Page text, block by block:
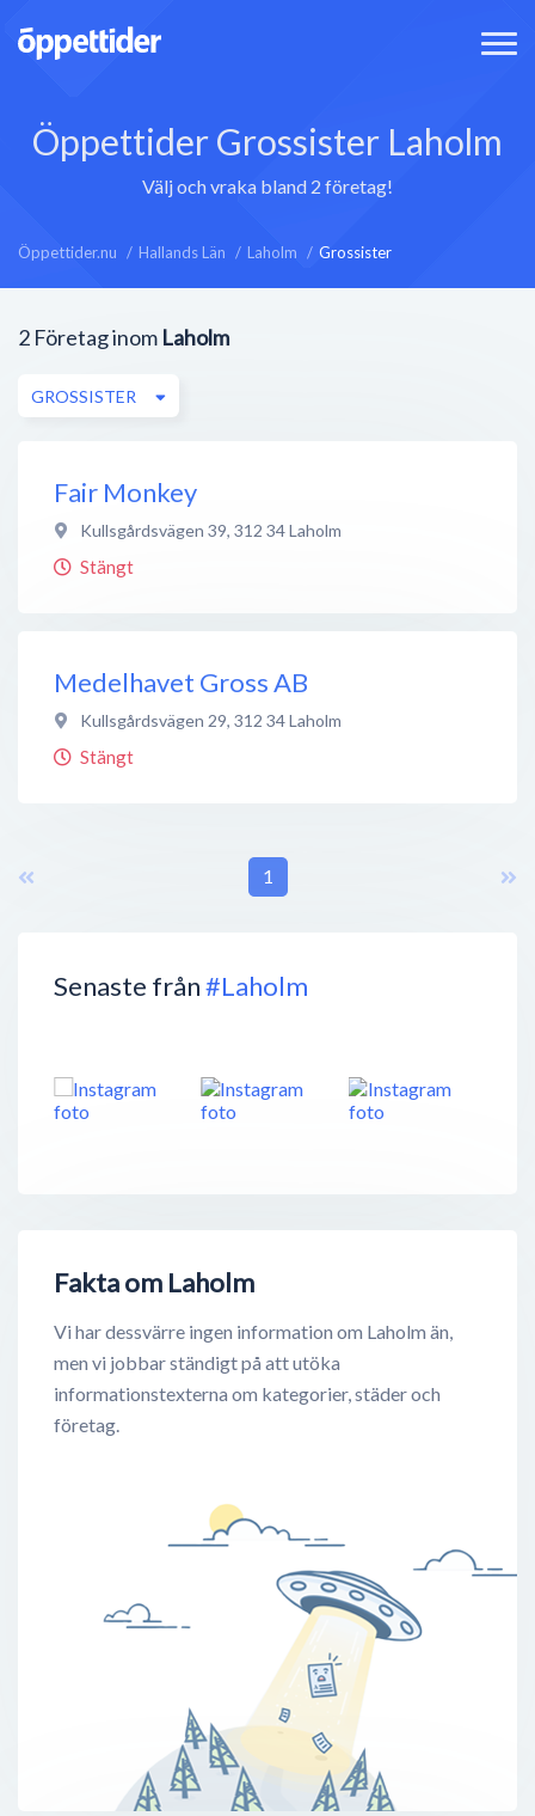
Öppettider Grossister Laholm
Välj och vraka bland 2 företag!
Öppettider.nu Hallands Län Laholm Grossister
Senaste från#Laholm
Fakta om Laholm
Vi har dessvärre ingen information om Laholm än,
men vi jobbar ständigt på att utöka
informationstexterna om kategorier, städer och
företag.
2 Företag inom Laholm
GROSSISTER
Fair Monkey
Kullsgårdsvägen 39, 312 34Laholm
Stängt
Medelhavet Gross AB
Kullsgårdsvägen 29, 312 34Laholm
Stängt
1